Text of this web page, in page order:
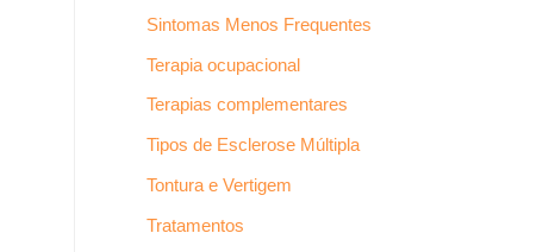
Sintomas Menos Frequentes
Terapia ocupacional
Terapias complementares
Tipos de Esclerose Múltipla
Tontura e Vertigem
Tratamentos